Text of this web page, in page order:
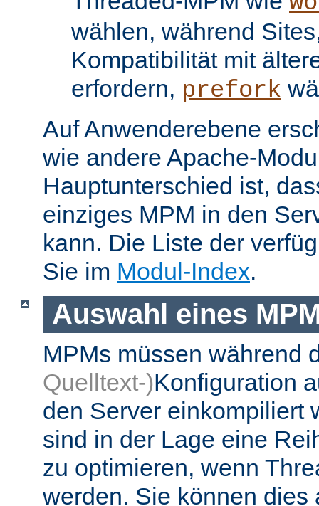
wählen, während
Kompatibilität mit
erfordern, prefork
Auf Anwenderebene
wie andere Apache-
Hauptunterschied ist,
einziges MPM in den
kann. Die Liste der
Sie im Modul-Index.
Auswahl eines
MPMs müssen während
Quelltext-)Konfiguration
den Server einkompiliert
sind in der Lage eine
zu optimieren, wenn
werden. Sie können dies